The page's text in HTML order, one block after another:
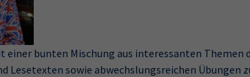
einer bunten Mischung aus interessanten Themen
Lesetexten sowie abwechslungsreichen Übungen